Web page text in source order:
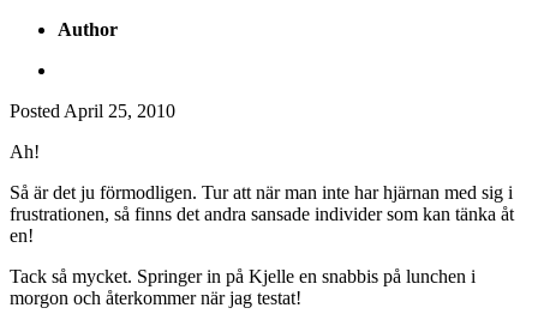
Author
Posted April 25, 2010
Ah!
Så är det ju förmodligen. Tur att när man inte har hjärnan med sig i
frustrationen, så finns det andra sansade individer som kan tänka åt
en!
Tack så mycket. Springer in på Kjelle en snabbis på lunchen i
morgon och återkommer när jag testat!